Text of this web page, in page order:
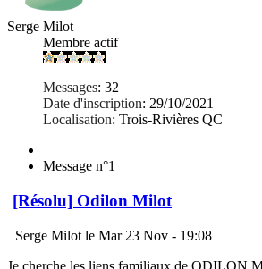
Serge Milot
Membre actif
Messages: 32
Date d'inscription: 29/10/2021
Localisation: Trois-Rivières QC
Message n°1
[Résolu] Odilon Milot
Serge Milot le Mar 23 Nov - 19:08
Je cherche les liens familiaux de ODILON